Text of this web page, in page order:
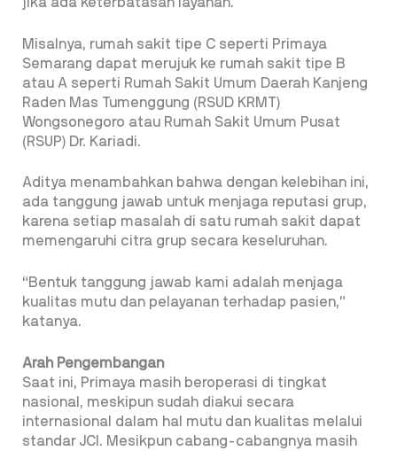
Misalnya, rumah sakit tipe C seperti Primaya
Semarang dapat merujuk ke rumah sakit tipe B
atau A seperti Rumah Sakit Umum Daerah Kanjeng
Raden Mas Tumenggung (RSUD KRMT)
Wongsonegoro atau Rumah Sakit Umum Pusat
(RSUP) Dr. Kariadi.
Aditya menambahkan bahwa dengan kelebihan ini,
ada tanggung jawab untuk menjaga reputasi grup,
karena setiap masalah di satu rumah sakit dapat
memengaruhi citra grup secara keseluruhan.
“Bentuk tanggung jawab kami adalah menjaga
kualitas mutu dan pelayanan terhadap pasien,”
katanya.
Arah Pengembangan
Saat ini, Primaya masih beroperasi di tingkat
nasional, meskipun sudah diakui secara
internasional dalam hal mutu dan kualitas melalui
standar JCI. Mesikpun cabang-cabangnya masih